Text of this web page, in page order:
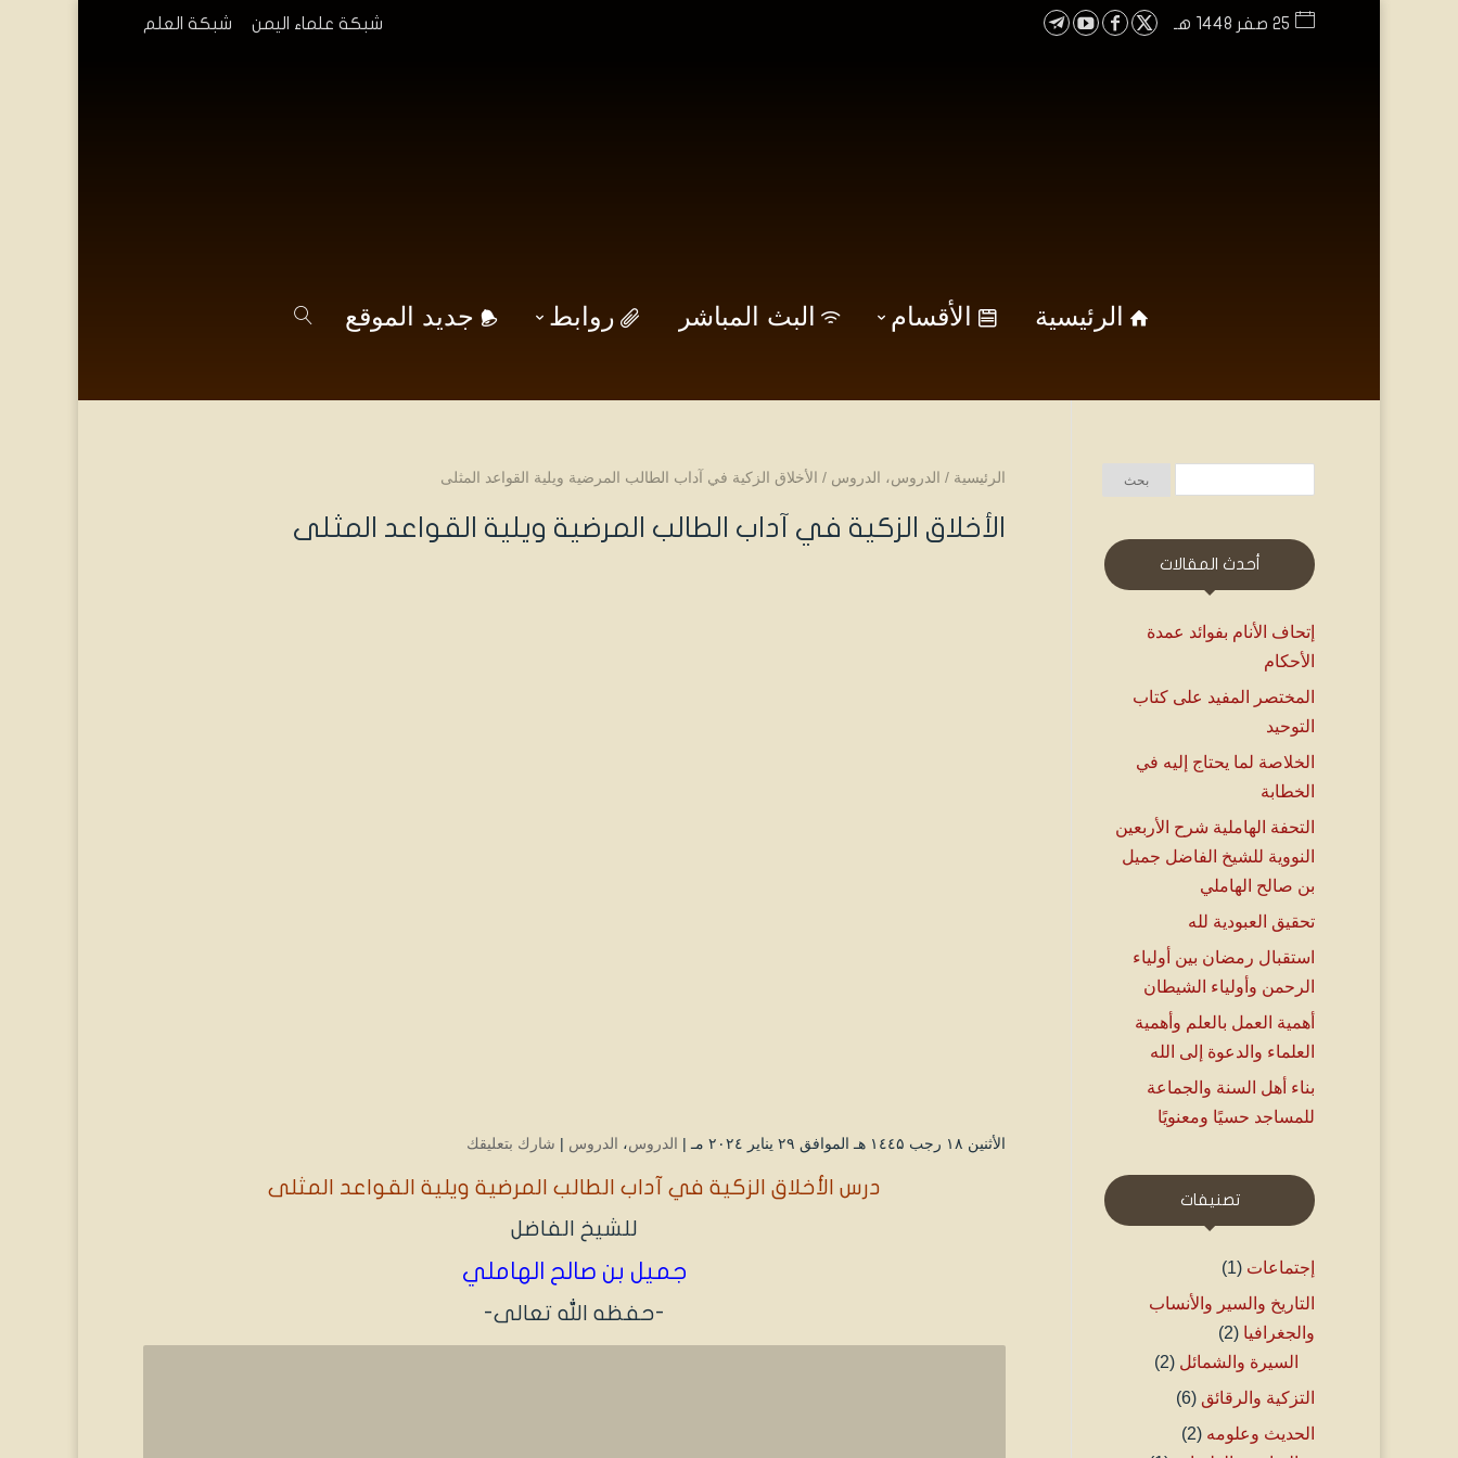
25 صفر 1448 هـ شبكة علماء اليمن شبكة العلم
الرئيسية الأقسام البث المباشر روابط جديد الموقع
الرئيسية / الدروس، الدروس / الأخلاق الزكية في آداب الطالب المرضية ويلية القواعد المثلى
الأخلاق الزكية في آداب الطالب المرضية ويلية القواعد المثلى
الأثنين ۱۸ رجب ۱٤٤۵ هـ الموافق ۲۹ يناير ۲۰۲٤ مـ | الدروس، الدروس | شارك بتعليقك
درس الأخلاق الزكية في آداب الطالب المرضية ويلية القواعد المثلى
للشيخ الفاضل
جميل بن صالح الهاملي
-حفظه الله تعالى-
أحدث المقالات
إتحاف الأنام بفوائد عمدة
الأحكام
المختصر المفيد على كتاب
التوحيد
الخلاصة لما يحتاج إليه في
الخطابة
التحفة الهاملية شرح الأربعين
النووية للشيخ الفاضل جميل
بن صالح الهاملي
تحقيق العبودية لله
استقبال رمضان بين أولياء
الرحمن وأولياء الشيطان
أهمية العمل بالعلم وأهمية
العلماء والدعوة إلى الله
بناء أهل السنة والجماعة
للمساجد حسيًا ومعنويًا
تصنيفات
إجتماعات (1)
التاريخ والسير والأنساب
والجغرافيا (2)
السيرة والشمائل (2)
التزكية والرقائق (6)
الحديث وعلومه (2)